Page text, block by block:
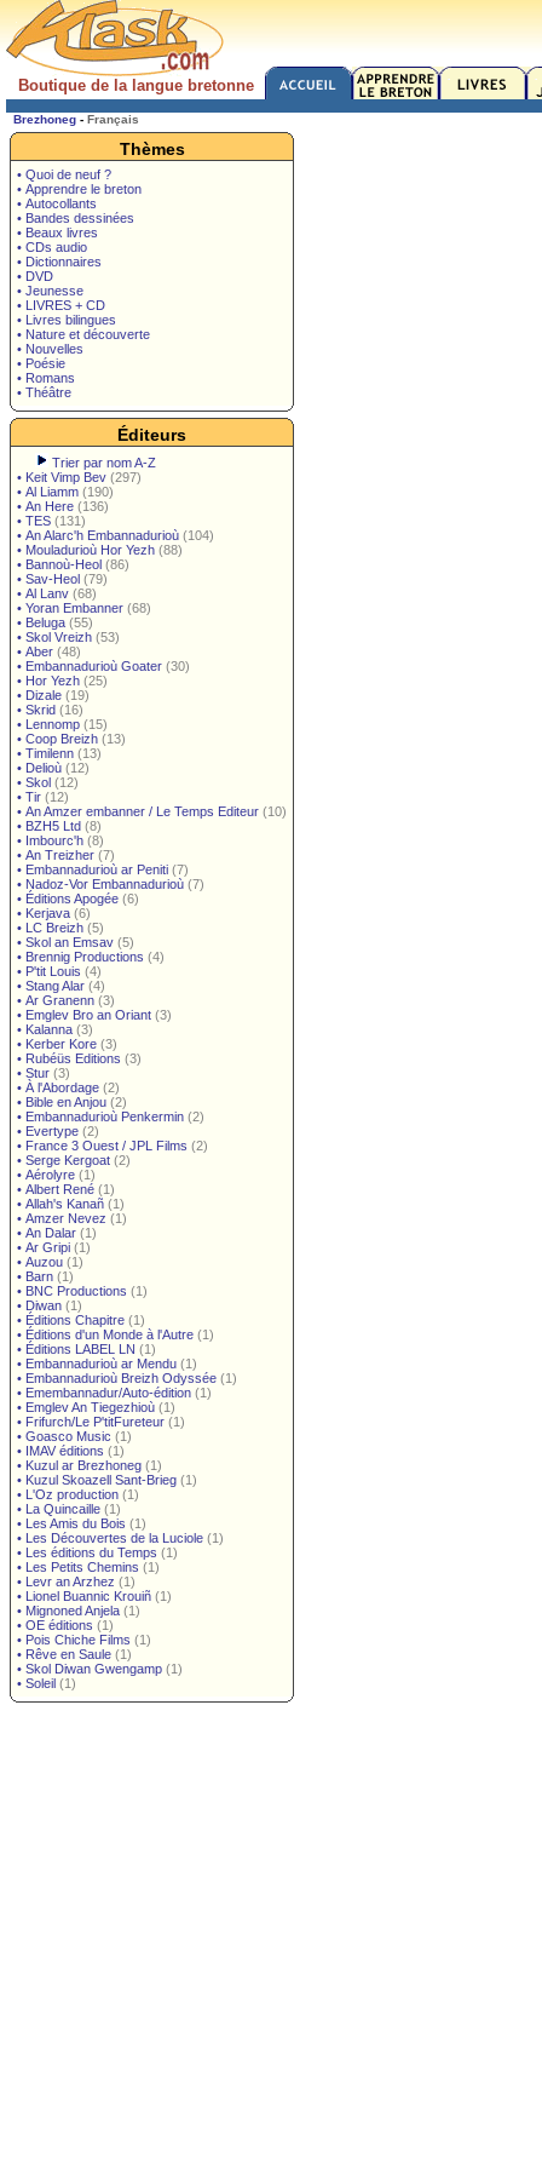
Boutique de la langue bretonne
Brezhoneg - Français
Thèmes
• Quoi de neuf ?
• Apprendre le breton
• Autocollants
• Bandes dessinées
• Beaux livres
• CDs audio
• Dictionnaires
• DVD
• Jeunesse
• LIVRES + CD
• Livres bilingues
• Nature et découverte
• Nouvelles
• Poésie
• Romans
• Théâtre
Éditeurs
Trier par nom A-Z
• Keit Vimp Bev (297)
• Al Liamm (190)
• An Here (136)
• TES (131)
• An Alarc'h Embannadurioù (104)
• Mouladurioù Hor Yezh (88)
• Bannoù-Heol (86)
• Sav-Heol (79)
• Al Lanv (68)
• Yoran Embanner (68)
• Beluga (55)
• Skol Vreizh (53)
• Aber (48)
• Embannadurioù Goater (30)
• Hor Yezh (25)
• Dizale (19)
• Skrid (16)
• Lennomp (15)
• Coop Breizh (13)
• Timilenn (13)
• Delioù (12)
• Skol (12)
• Tir (12)
• An Amzer embanner / Le Temps Editeur (10)
• BZH5 Ltd (8)
• Imbourc'h (8)
• An Treizher (7)
• Embannadurioù ar Peniti (7)
• Nadoz-Vor Embannadurioù (7)
• Éditions Apogée (6)
• Kerjava (6)
• LC Breizh (5)
• Skol an Emsav (5)
• Brennig Productions (4)
• P'tit Louis (4)
• Stang Alar (4)
• Ar Granenn (3)
• Emglev Bro an Oriant (3)
• Kalanna (3)
• Kerber Kore (3)
• Rubéüs Editions (3)
• Stur (3)
• À l'Abordage (2)
• Bible en Anjou (2)
• Embannadurioù Penkermin (2)
• Evertype (2)
• France 3 Ouest / JPL Films (2)
• Serge Kergoat (2)
• Aérolyre (1)
• Albert René (1)
• Allah's Kanañ (1)
• Amzer Nevez (1)
• An Dalar (1)
• Ar Gripi (1)
• Auzou (1)
• Barn (1)
• BNC Productions (1)
• Diwan (1)
• Éditions Chapitre (1)
• Éditions d'un Monde à l'Autre (1)
• Éditions LABEL LN (1)
• Embannadurioù ar Mendu (1)
• Embannadurioù Breizh Odyssée (1)
• Emembannadur/Auto-édition (1)
• Emglev An Tiegezhioù (1)
• Frifurch/Le P'titFureteur (1)
• Goasco Music (1)
• IMAV éditions (1)
• Kuzul ar Brezhoneg (1)
• Kuzul Skoazell Sant-Brieg (1)
• L'Oz production (1)
• La Quincaille (1)
• Les Amis du Bois (1)
• Les Découvertes de la Luciole (1)
• Les éditions du Temps (1)
• Les Petits Chemins (1)
• Levr an Arzhez (1)
• Lionel Buannic Krouiñ (1)
• Mignoned Anjela (1)
• OE éditions (1)
• Pois Chiche Films (1)
• Rêve en Saule (1)
• Skol Diwan Gwengamp (1)
• Soleil (1)